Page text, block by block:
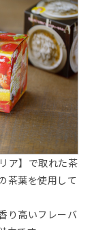
ア】で取れた茶
茶葉を使用して
り高いフレーバ